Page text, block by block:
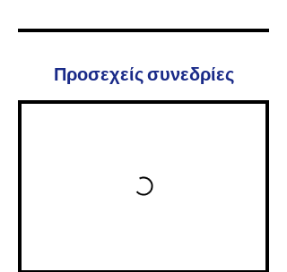
Προσεχείς συνεδρίες